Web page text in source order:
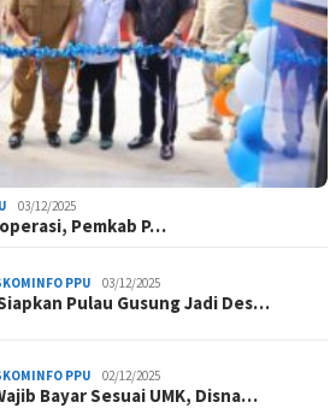
03/12/2025
Pemkab P…
PPU 03/12/2025
Pulau Gusung Jadi Des…
PPU 02/12/2025
Bayar Sesuai UMK, Disna…